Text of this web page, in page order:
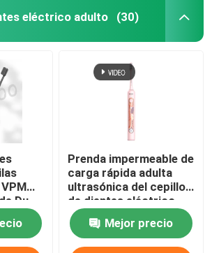
eléctrico adulto (30)
Du
Prenda impermeable de
carga rápida adulta
ultrasónica del cepillo
de dientes eléctrico
con 4 modos
Mejor precio